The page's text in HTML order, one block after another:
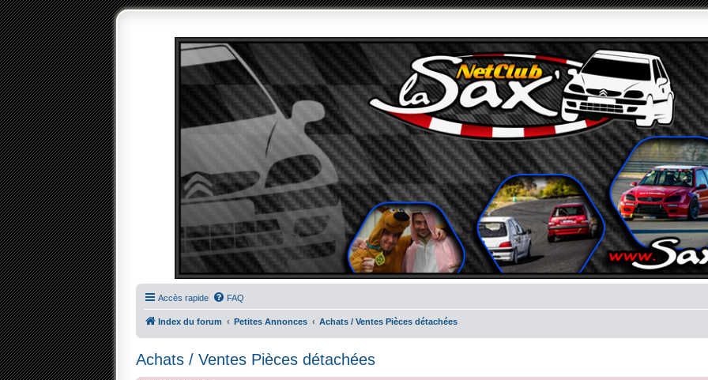
Accès rapide FAQ
Index du forum Petites Annonces Achats / Ventes Pièces détachées
Achats / Ventes Pièces détachées